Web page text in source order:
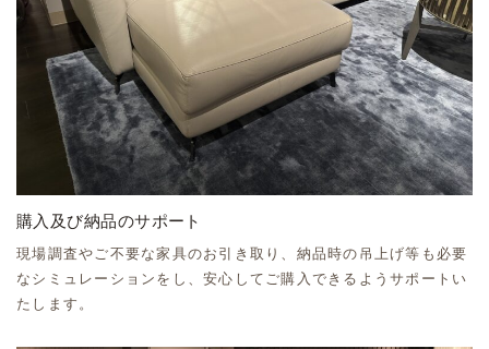
購入及び納品のサポート
現場調査やご不要な家具のお引き取り、納品時の吊上げ等も必要
なシミュレーションをし、安心してご購入できるようサポートい
たします。